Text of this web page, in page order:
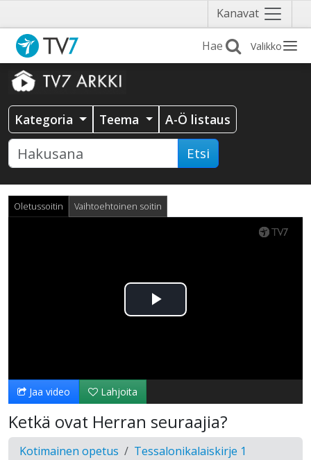
Kanavat Näytä
valikko
Valikko
Kategoria Teema A-Ö listaus
Etsi
Oletussoitin Vaihtoehtoinen soitin
Toista
Jaa video Lahjoita
Ketkä ovat Herran seuraajia?
Kotimainen opetus Tessalonikalaiskirje 1